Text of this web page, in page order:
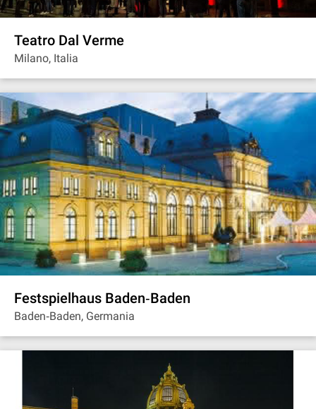
Teatro Dal Verme
Milano, Italia
Festspielhaus Baden‐Baden
Baden‐Baden, Germania